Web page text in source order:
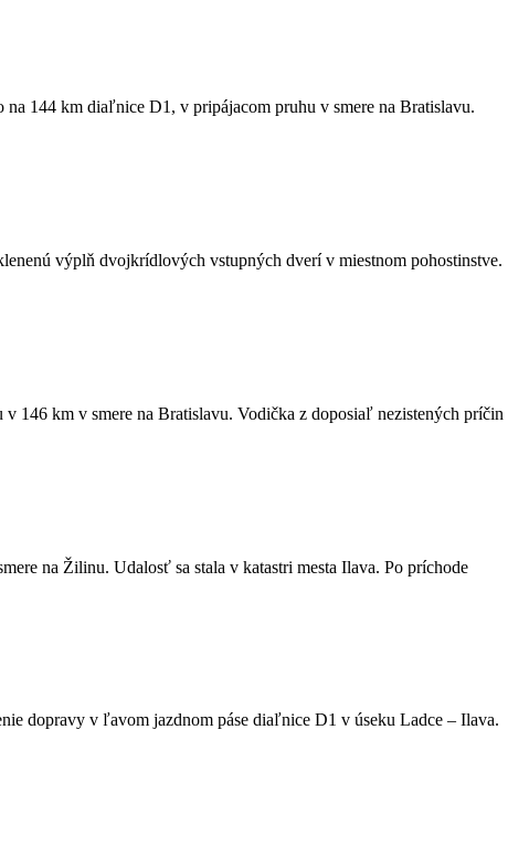
144 km diaľnice D1, v pripájacom pruhu v smere na Bratislavu.
výplň dvojkrídlových vstupných dverí v miestnom pohostinstve.
146 km v smere na Bratislavu. Vodička z doposiaľ nezistených príčin
na Žilinu. Udalosť sa stala v katastri mesta Ilava. Po príchode
dopravy v ľavom jazdnom páse diaľnice D1 v úseku Ladce – Ilava.